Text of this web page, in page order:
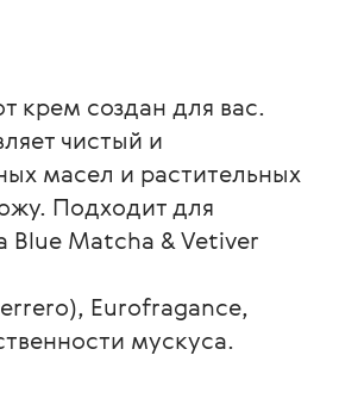
крем создан для вас.
чистый и
масел и растительных
Подходит для
Blue Matcha & Vetiver
Eurofragance,
мускуса.